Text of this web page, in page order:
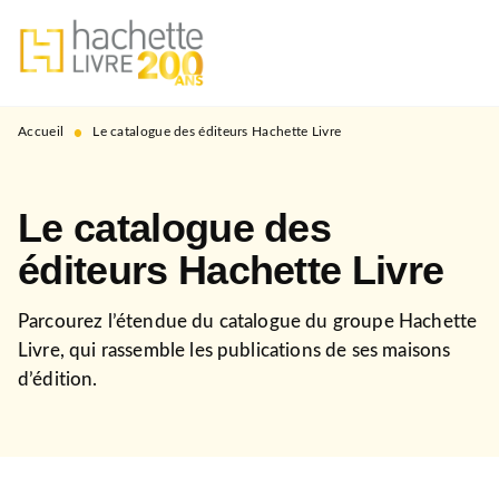
MENU RECHERCHE
PIED DE PAGE
Accueil • Le catalogue des éditeurs Hachette Livre
Le catalogue des
éditeurs Hachette Livre
Parcourez l’étendue du catalogue du groupe Hachette
Livre, qui rassemble les publications de ses maisons
d’édition.